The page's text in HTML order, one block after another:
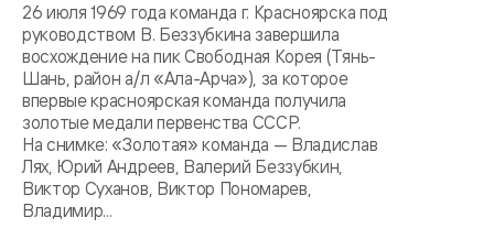
26 июля 1969 года команда г. Красноярска под
руководством В. Беззубкина завершила
восхождение на пик Свободная Корея (Тянь-
Шань, район а/л «Ала-Арча»), за которое
впервые красноярская команда получила
золотые медали первенства СССР.
На снимке: «Золотая» команда — Владислав
Лях, Юрий Андреев, Валерий Беззубкин,
Виктор Суханов, Виктор Пономарев,
Владимир...